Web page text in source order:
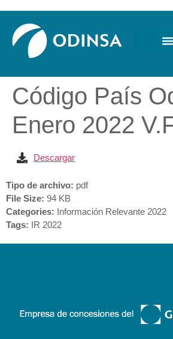
Código País
Enero 2022
Descargar
Tipo de archivo: pdf
File Size: 94 KB
Categories: Información Relevante 2022
Tags:
IR 2022